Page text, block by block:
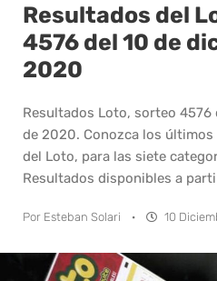
Resultados del
4576 del 10 de
2020
Resultados Loto, sorteo 4576
de 2020. Conozca los
del Loto, para las siete
Resultados disponibles a
Por Esteban Solari · 10